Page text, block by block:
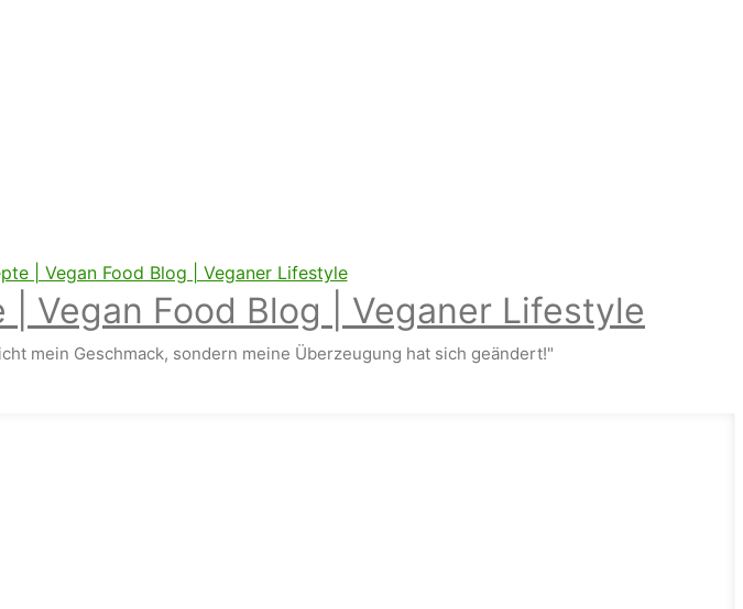
Vegan Food Blog | Veganer Lifestyle
mein Geschmack, sondern meine Überzeugung hat sich geändert!"